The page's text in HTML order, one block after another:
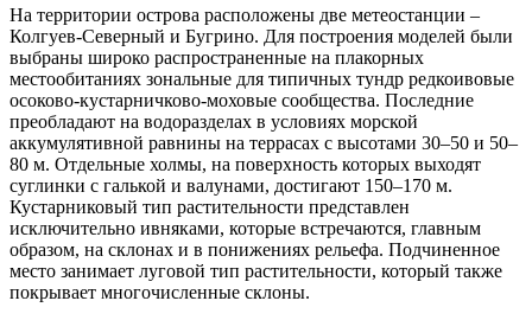
На территории острова расположены две метеостанции –
Колгуев-Северный и Бугрино. Для построения моделей были
выбраны широко распространенные на плакорных
местообитаниях зональные для типичных тундр редкоивовые
осоково-кустарничково-моховые сообщества. Последние
преобладают на водоразделах в условиях морской
аккумулятивной равнины на террасах с высотами 30–50 и 50–
80 м. Отдельные холмы, на поверхность которых выходят
суглинки с галькой и валунами, достигают 150–170 м.
Кустарниковый тип растительности представлен
исключительно ивняками, которые встречаются, главным
образом, на склонах и в понижениях рельефа. Подчиненное
место занимает луговой тип растительности, который также
покрывает многочисленные склоны.